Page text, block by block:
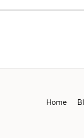
Home